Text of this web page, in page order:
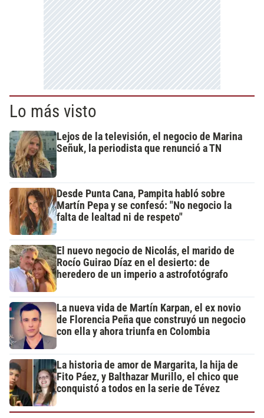
Lo más visto
Lejos de la televisión, el negocio de Marina
Señuk, la periodista que renunció a TN
Desde Punta Cana, Pampita habló sobre
Martín Pepa y se confesó: "No negocio la
falta de lealtad ni de respeto"
El nuevo negocio de Nicolás, el marido de
Rocío Guirao Díaz en el desierto: de
heredero de un imperio a astrofotógrafo
La nueva vida de Martín Karpan, el ex novio
de Florencia Peña que construyó un negocio
con ella y ahora triunfa en Colombia
La historia de amor de Margarita, la hija de
Fito Páez, y Balthazar Murillo, el chico que
conquistó a todos en la serie de Tévez